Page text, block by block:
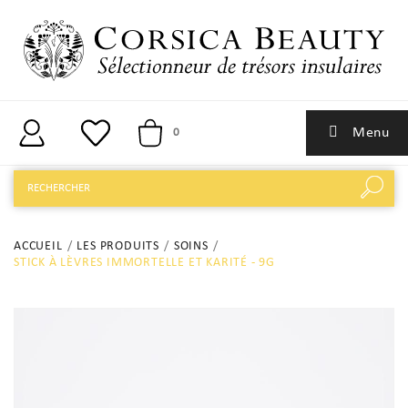
0 Menu
ACCUEIL LES PRODUITS
SOINS
STICK À LÈVRES IMMORTELLE ET KARITÉ - 9G